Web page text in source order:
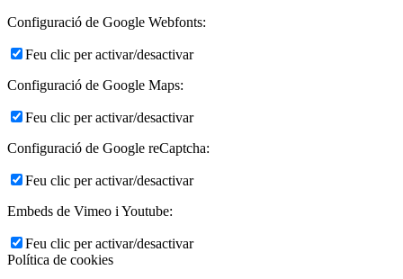
Configuració de Google Webfonts:
Feu clic per activar/desactivar
Configuració de Google Maps:
Feu clic per activar/desactivar
Configuració de Google reCaptcha:
Feu clic per activar/desactivar
Embeds de Vimeo i Youtube:
Feu clic per activar/desactivar
Política de cookies